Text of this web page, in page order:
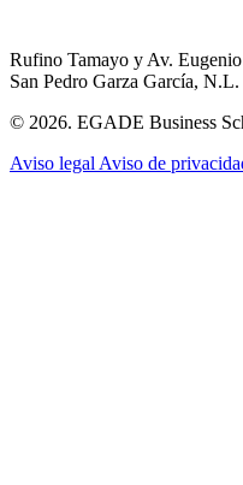
Rufino Tamayo y Av.
San Pedro Garza García, N.L.
© 2026. EGADE Business
Aviso legal Aviso de